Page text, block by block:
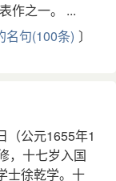
作之一。 ...
名句(100条) 〕
公元1655年1
，十七岁入国
士徐乾学。十